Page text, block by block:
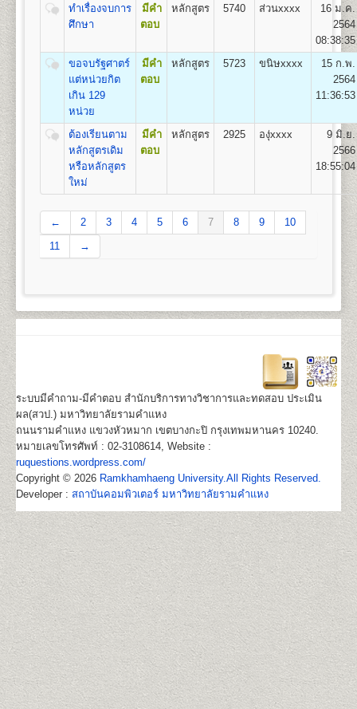
Optometry ในช่วง 4 ปีหลัง
2.หลักสูตร 4 ปี สำหรับผู้ที่จบการศึกษาระดับปริญญาตรี
ชื่อปริญญาทัศนมาตรศาสตรบัณฑิต (ทศ.บ.) Doctor of
Optometry (O.D.)
เปิดสอน1สาขาวิชา
คณะสาธารณสุขศาสตร์
เปิดสอนระดับปริญญาตรี
135 หน่วยกิต
เปิดสอน 1
หลักสูตร
1.หลักสูตรสาธารณสุขศาสตรบัณฑิต สาขาวิชา
สาธารณสุขชุมชน
อาคารสุโขทัย ชั้น 13 แขวงหัวหมาก กรุงเทพฯ 10240
หลักสูตรที่เปิดสอน (ปริญญาตรี ส่วนภูมิภาค)
มหาวิทยาลัยรามคำแหงเปิดสอนระดับปริญญาตรี ใน 4
คณะ/สาขาวิชาในส่วนภูมิภาค
สาขาวิทยบริการเฉลิมพระเกียรต 23 จังหวัด 41 ศูนย์
สอบ
คณะนิติศาสตร์สาขาวิชานิติศาสตร์
คณะบริหารธุรกิจสาขาวิชาการจัดการ
คณะสื่อสารมวลชนสาขาวิชานิเทศศาสตร์และ
สื่อดิจิทัล
คณะรัฐศาสตร์ กลุ่มวิชาเอก การบริหารรัฐกิจ
http://www.regis.ru.ac.th/index.php/curriculum/2014-
02-19-06-53-52
2,550
12 500
2,600
13 650 500 800 100 500 100
2,650
14 700
2,700
15 750 500 800 100 500 100
2,750
16
2,800
17 850 500 800 100 500 100
900 800 100 500 100
19
3,000
21 1,050 500 800 100 500 100
500 100
3,100
ทำเรื่องจบการ
ศึกษา
มีคำ
ตอบ
หลักสูตร 5740 ส่วนxxxx
16 ม.ค.
2564
08:38:35
ขอจบรัฐศาตร์
แต่หน่วยกิต
เกิน 129
หน่วย
มีคำ
ตอบ
หลักสูตร 5723 ขนิษxxxx
15 ก.พ.
2564
11:36:53
ต้องเรียนตาม
หลักสูตรเดิม
หรือหลักสูตร
ใหม่
มีคำ
ตอบ
หลักสูตร 2925 องุ่xxxx
9 มิ.ย.
2566
18:55:04
← 2 3 4 5 6 7 8 9
10
11
→
ระบบมีคำถาม-มีคำตอบ สำนักบริการทางวิชาการและทดสอบ ประเมิน
ผล(สวป.) มหาวิทยาลัยรามคำแหง
ถนนรามคำแหง แขวงหัวหมาก เขตบางกะปิ กรุงเทพมหานคร 10240.
หมายเลขโทรศัพท์ : 02-3108614, Website :
ruquestions.wordpress.com/
Copyright © 2026 Ramkhamhaeng University.All Rights Reserved.
Developer : สถาบันคอมพิวเตอร์ มหาวิทยาลัยรามคำแหง